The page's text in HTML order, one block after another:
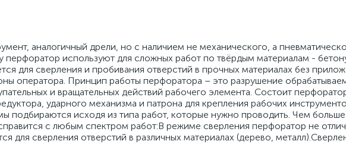
аналогичный дрели, но с наличием не механического, а
используют для сложных работ по твёрдым материалам -
для сверления и пробивания отверстий в прочных материалах без
оператора. Принцип работы перфоратора – это разрушение
и вращательных действий рабочего элемента. Состоит
ударного механизма и патрона для крепления рабочих
подбираются исходя из типа работ, которые нужно проводить. Чем
с любым спектром работ:В режиме сверления перфоратор не
для сверления отверстий в различных материалах (дерево,